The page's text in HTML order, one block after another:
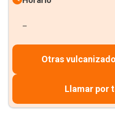
–
Otras
Llamar por